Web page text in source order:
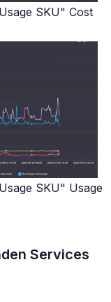
SKU" Cost
SKU" Usage
Services